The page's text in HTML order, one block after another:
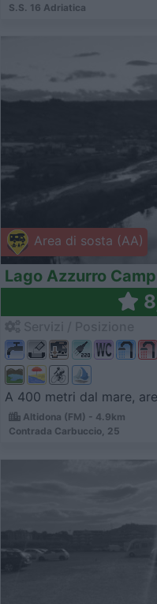
S.S. 16 Adriatica
Area di sosta (AA)
Lago Azzurro
A 400 metri dal mare,
Altidona (FM) - 4.9km
Contrada Carbuccio, 25